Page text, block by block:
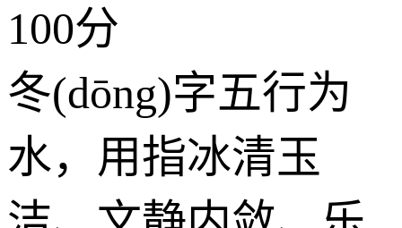
100分
冬(dōng)字五行为
水，用指冰清玉